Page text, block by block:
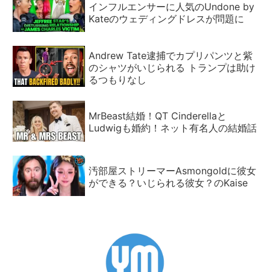
インフルエンサーに人気のUndone by
Kateのウェディングドレスが問題に
Andrew Tate逮捕でカプリパンツと紫
のシャツがいじられる トランプは助け
るつもりなし
MrBeast結婚！QT Cinderellaと
Ludwigも婚約！ネット有名人の結婚話
汚部屋ストリーマーAsmongoldに彼女
ができる？いじられる彼女？のKaise